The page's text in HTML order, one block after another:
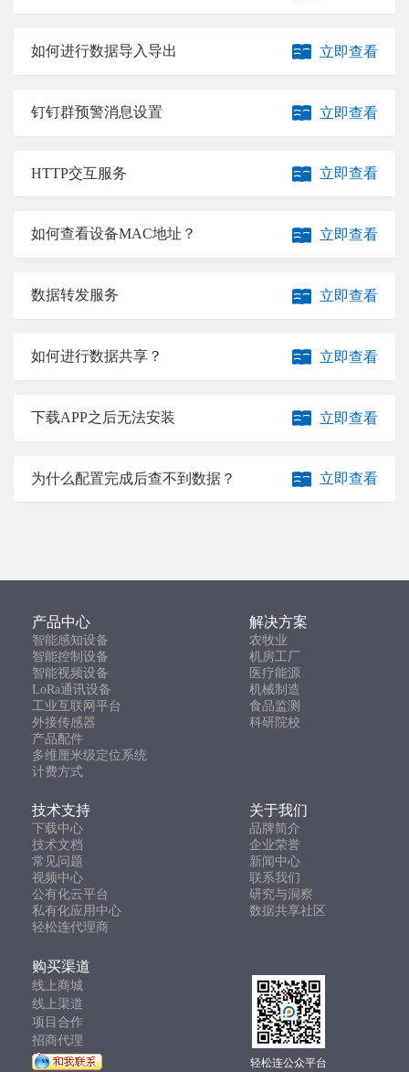
如何进行数据导入导出 立即查看
钉钉群预警消息设置 立即查看
HTTP交互服务 立即查看
如何查看设备MAC地址？ 立即查看
数据转发服务 立即查看
如何进行数据共享？ 立即查看
下载APP之后无法安装 立即查看
为什么配置完成后查不到数据？ 立即查看
产品中心 解决方案
智能感知设备
农牧业
智能控制设备
机房工厂
智能视频设备
医疗能源
LoRa通讯设备
机械制造
工业互联网平台
食品监测
外接传感器
科研院校
产品配件
多维厘米级定位系统
计费方式
技术支持 关于我们
下载中心
品牌简介
技术文档
企业荣誉
常见问题
新闻中心
视频中心
联系我们
公有化云平台
研究与洞察
私有化应用中心
数据共享社区
轻松连代理商
购买渠道
线上商城
线上渠道
项目合作
招商代理
轻松连公众平台